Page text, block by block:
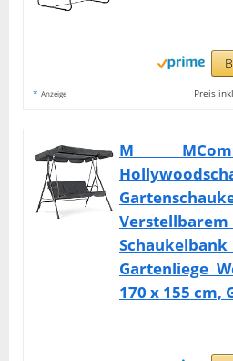
* Anzeige Preis
M
Gartenliege
170 x 155 cm,